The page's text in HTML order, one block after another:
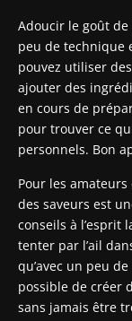
Adoucir le goût de
peu de technique
pouvez utiliser
ajouter des
en cours de
pour trouver ce
personnels. Bon
Pour les
des saveurs est
conseils à l’esprit
tenter par l’ail
qu’avec un peu
possible de créer
sans jamais être